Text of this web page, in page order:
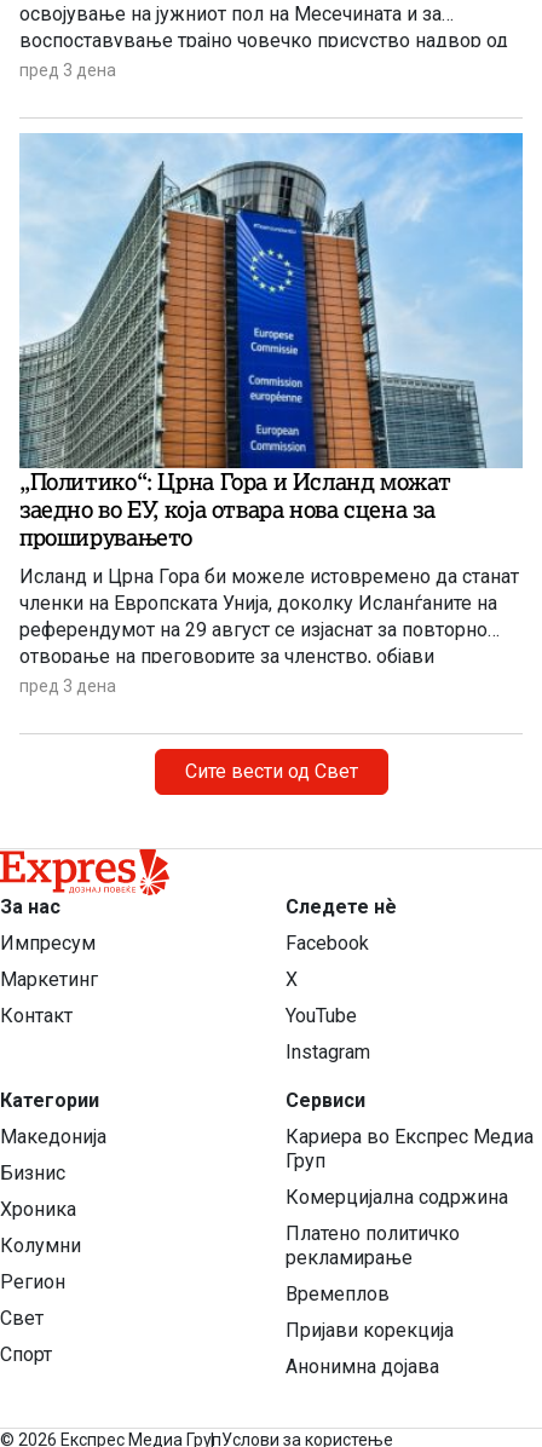
освојување на јужниот пол на Месечината и за
воспоставување трајно човечко присуство надвор од
Земјата.
пред 3 дена
„Политико“: Црна Гора и Исланд можат
заедно во ЕУ, која отвара нова сцена за
проширувањето
Исланд и Црна Гора би можеле истовремено да станат
членки на Европската Унија, доколку Исланѓаните на
референдумот на 29 август се изјаснат за повторно
отворање на преговорите за членство, објави
„Политико“, повикувајќи се на европски претставници
пред 3 дена
Сите вести од Свет
За нас
Импресум
Маркетинг
Контакт
Категории
Македонија
Бизнис
Хроника
Колумни
Регион
Свет
Спорт
Следете нѐ
Facebook
X
YouTube
Instagram
Сервиси
Кариера во Експрес Медиа
Груп
Комерцијална содржина
Платено политичко
рекламирање
Времеплов
Пријави корекција
Анонимна дојава
© 2026 Експрес Медиа ГрупУслови за користење